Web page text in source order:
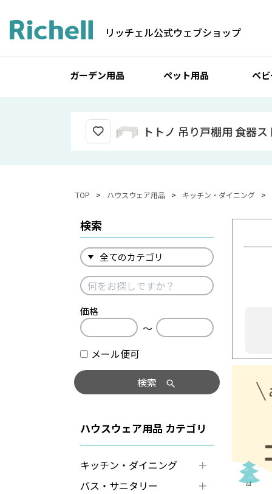
リッチェル公式ウェブショップ
ガーデン用品 ペット用品 ベ
トトノ 吊り戸棚用 食器
TOP ハウスウェア用品 キッチン・ダイニング
検索
価格
〜
メール便可
検索
ハウスウェア用品
キッチン・ダイニング
バス・サニタリー